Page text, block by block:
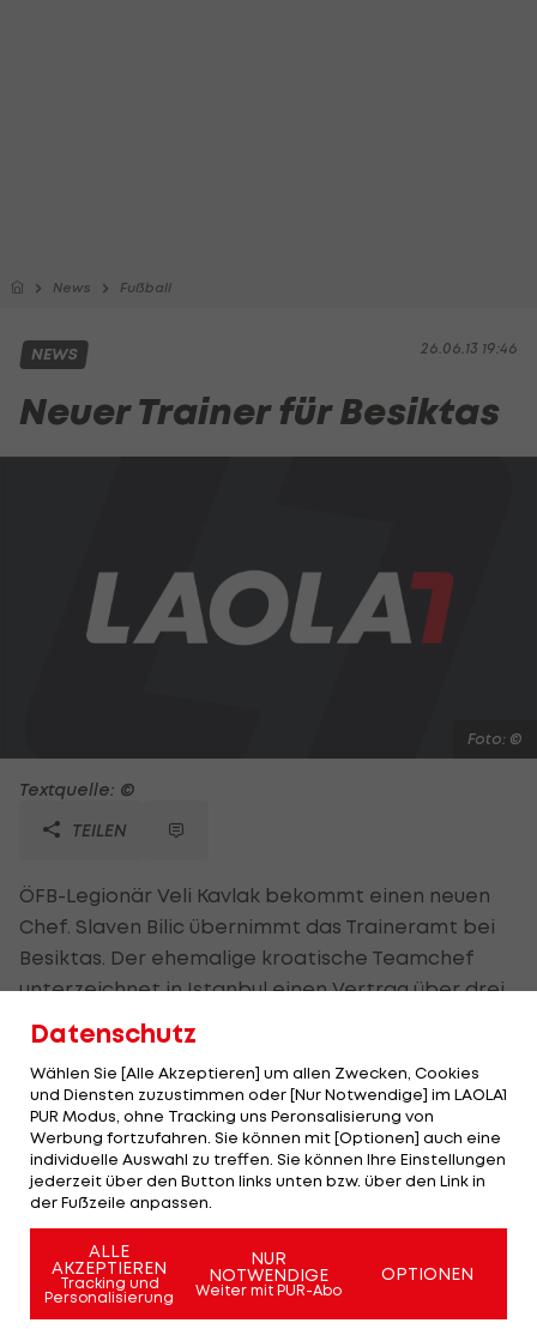
News Fußball
26.06.13 19:46
NEWS
Neuer Trainer für Besiktas
Foto: ©
Textquelle: ©
TEILEN
ÖFB-Legionär Veli Kavlak bekommt einen neuen
Chef. Slaven Bilic übernimmt das Traineramt bei
Besiktas. Der ehemalige kroatische Teamchef
unterzeichnet in Istanbul einen Vertrag über drei
Jahre, der ihm nach Klub-Auskunft 4,8 Mio. Euro
einbringt. Bilic war erst vor kurzem als Coach des
russischen Erstligisten Lok Moskau zurückgetreten.
In der Europa League wird der 44-Jährige nicht
auftreten. Besiktas wurde am Dienstag von der
UEFA wegen Manipulation aus dem Bewerb
ausgeschlossen.
Mehr zum Thema
Datenschutz
Wählen Sie [Alle Akzeptieren] um allen Zwecken, Cookies
und Diensten zuzustimmen oder [Nur Notwendige] im LAOLA1
PUR Modus, ohne Tracking uns Peronsalisierung von
Werbung fortzufahren. Sie können mit [Optionen] auch eine
individuelle Auswahl zu treffen. Sie können Ihre Einstellungen
jederzeit über den Button links unten bzw. über den Link in
der Fußzeile anpassen.
ALLE
AKZEPTIEREN
Tracking und
Personalisierung
NUR
NOTWENDIGE
Weiter mit PUR-Abo
OPTIONEN